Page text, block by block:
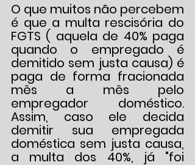
O que muitos não percebem
é que a multa rescisória do
FGTS ( aquela de 40% paga
quando o empregado é
demitido sem justa causa) é
paga de forma fracionada
mês a mês pelo
empregador doméstico.
Assim, caso ele decida
demitir sua empregada
doméstica sem justa causa,
a multa dos 40%, já "foi